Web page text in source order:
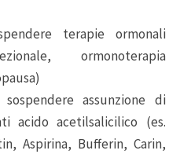
terapie ormonali
ormonoterapia
assunzione di
acido acetilsalicilico (es.
Aspirina, Bufferin, Carin,